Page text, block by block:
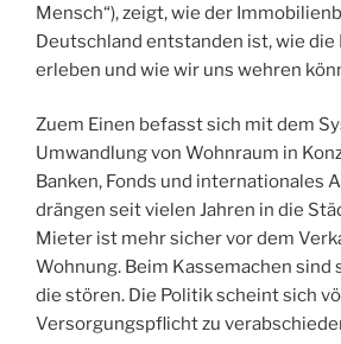
Mensch“), zeigt, wie der
Deutschland entstanden ist, wie
erleben und wie wir uns wehren
Zuem Einen befasst sich mit dem
Umwandlung von Wohnraum in
Banken, Fonds und internationales
drängen seit vielen Jahren in die
Mieter ist mehr sicher vor dem
Wohnung. Beim Kassemachen sind
die stören. Die Politik scheint sich
Versorgungspflicht zu